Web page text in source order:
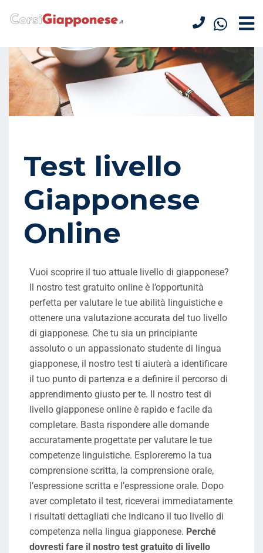
Test livello
Giapponese
Online
Vuoi scoprire il tuo attuale livello di giapponese?
Il nostro test gratuito online è l’opportunità
perfetta per valutare le tue abilità linguistiche e
ottenere una valutazione accurata del tuo livello
di giapponese. Che tu sia un principiante
assoluto o un appassionato studente di lingua
giapponese, il nostro test ti aiuterà a identificare
il tuo punto di partenza e a definire il percorso di
apprendimento giusto per te. Il nostro test di
livello giapponese online è rapido e facile da
completare. Basta rispondere alle domande
accuratamente progettate per valutare le tue
competenze linguistiche. Esploreremo la tua
comprensione scritta, la comprensione orale,
l’espressione scritta e l’espressione orale. Dopo
aver completato il test, riceverai immediatamente
i risultati dettagliati che indicano il tuo livello di
competenza nella lingua giapponese. Perché
dovresti fare il nostro test gratuito di livello